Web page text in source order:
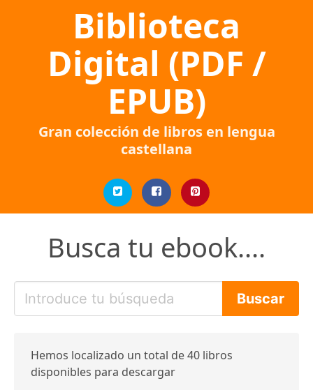
Biblioteca
Digital (PDF /
EPUB)
Gran colección de libros en lengua
castellana
Busca tu ebook....
Hemos localizado un total de 40 libros
disponibles para descargar